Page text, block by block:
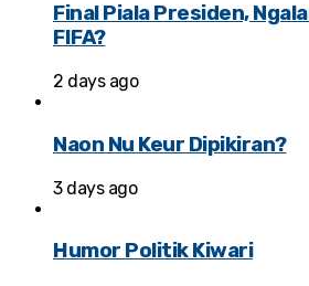
Final Piala Presiden,
FIFA?
2 days ago
Naon Nu Keur Dipikiran?
3 days ago
Humor Politik Kiwari